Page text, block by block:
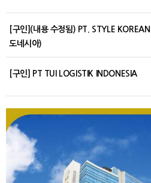
[구인](내용 수정됨) PT. STYLE
도네시아)
[구인] PT TUI LOGISTIK INDONESIA